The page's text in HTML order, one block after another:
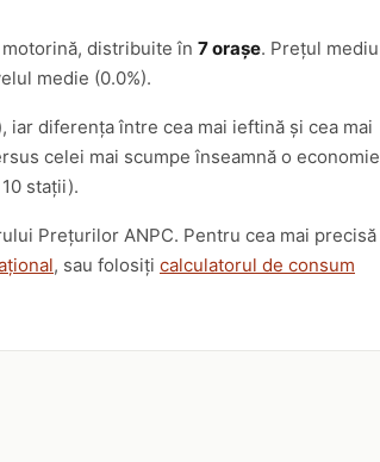
distribuite în 7 orașe. Prețul mediu
medie (0.0%).
iar diferența între cea mai ieftină și cea mai
celei mai scumpe înseamnă o economie
stații).
Prețurilor ANPC. Pentru cea mai precisă
, sau folosiți calculatorul de consum